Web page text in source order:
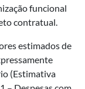
funcional
contratual.
estimados de
(Estimativa